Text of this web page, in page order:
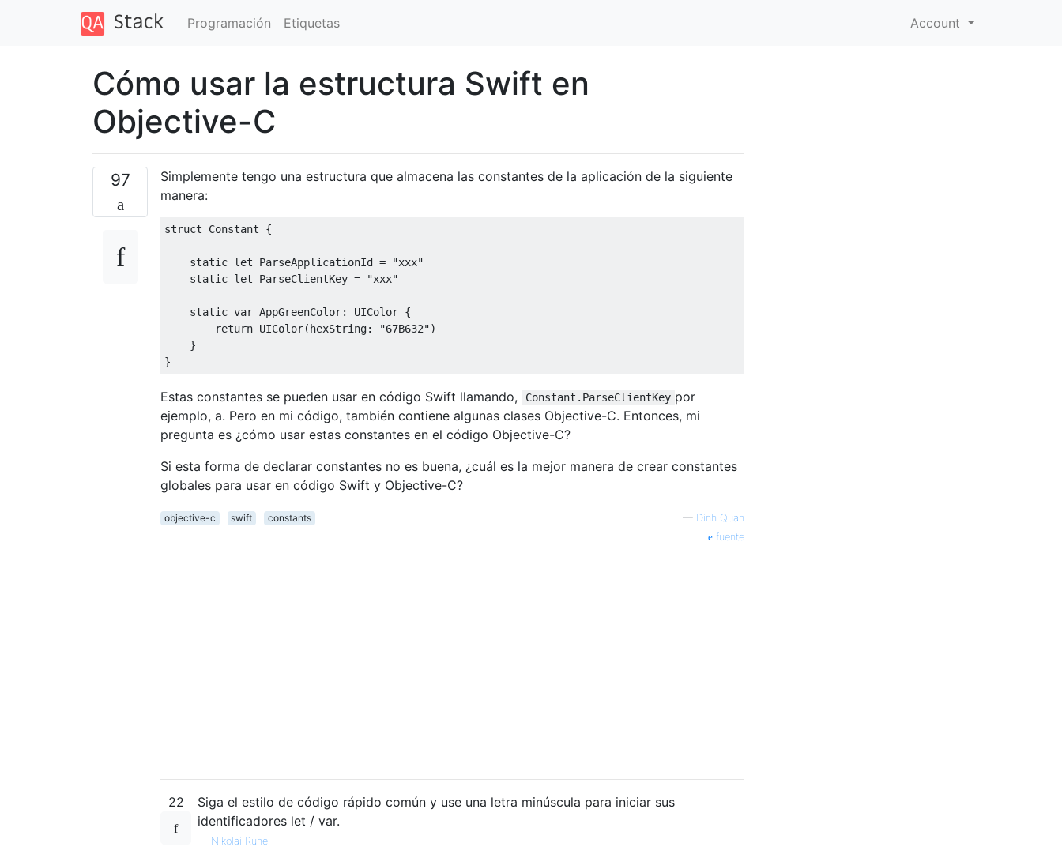
Programación Etiquetas Account
Cómo usar la estructura Swift en
Objective-C
97
Simplemente tengo una estructura que almacena las constantes de la aplicación de la siguiente
manera:
struct Constant {
static let ParseApplicationId =
"xxx"
static let ParseClientKey = "xxx"
static var AppGreenColor: UIColor {
return UIColor(hexString: "67B632")
}
}
Estas constantes se pueden usar en código Swift llamando, Constant.ParseClientKey por
ejemplo, a. Pero en mi código, también contiene algunas clases Objective-C. Entonces, mi
pregunta es ¿cómo usar estas constantes en el código Objective-C?
Si esta forma de declarar constantes no es buena, ¿cuál es la mejor manera de crear constantes
globales para usar en código Swift y Objective-C?
objective-c swift constants — Dinh Quan
fuente
22
Siga el estilo de código rápido común y use una letra minúscula para iniciar sus
identificadores let / var.
— Nikolai Ruhe